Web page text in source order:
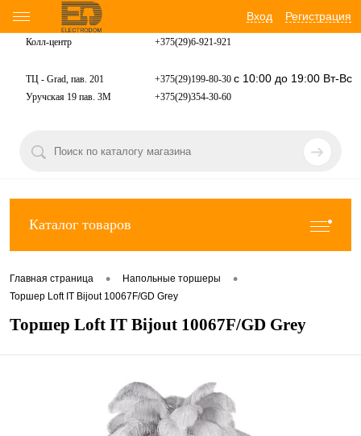
Вход Регистрация
Колл-центр +375(29)6-921-921
ТЦ - Grad, пав. 201 +375(29)199-80-30 с 10:00 до 19:00 Вт-Вс
Уручская 19 пав. 3М +375(29)354-30-60
Каталог товаров
Главная страница • Напольные торшеры •
Торшер Loft IT Bijout 10067F/GD Grey
Торшер Loft IT Bijout 10067F/GD Grey